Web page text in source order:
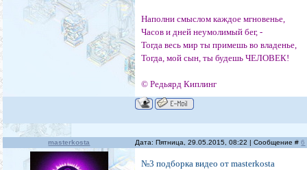
Наполни смыслом каждое мгновенье,
Часов и дней неумолимый бег, -
Тогда весь мир ты примешь во владенье,
Тогда, мой сын, ты будешь ЧЕЛОВЕК!
© Редьярд Киплинг
masterkosta Дата: Пятница, 29.05.2015, 08:22 | Сообщение #6
№3 подборка видео от masterkosta